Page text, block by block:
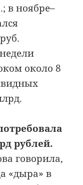
в ноябре–
около 8
рублей.
говорила,
«дыра» в